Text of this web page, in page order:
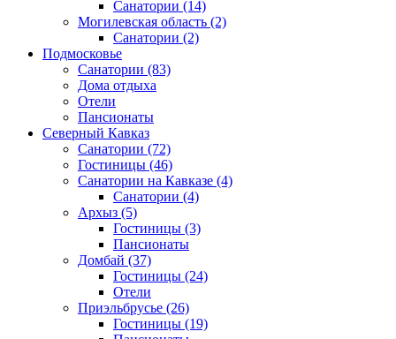
Санатории (14)
Могилевская область (2)
Санатории (2)
Подмосковье
Санатории (83)
Дома отдыха
Отели
Пансионаты
Северный Кавказ
Санатории (72)
Гостиницы (46)
Санатории на Кавказе (4)
Санатории (4)
Архыз (5)
Гостиницы (3)
Пансионаты
Домбай (37)
Гостиницы (24)
Отели
Приэльбрусье (26)
Гостиницы (19)